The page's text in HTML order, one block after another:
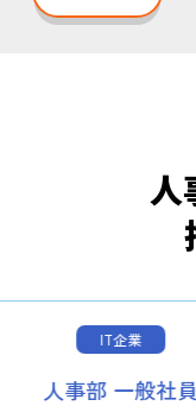
人
般社員